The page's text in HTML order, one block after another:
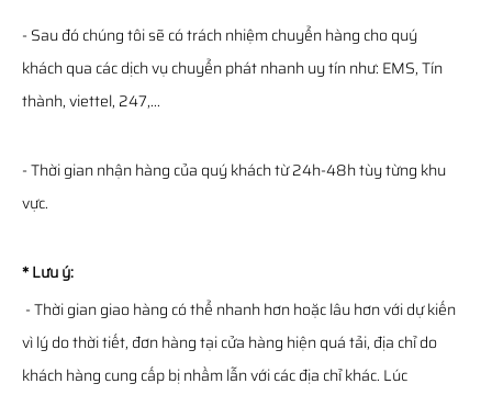
- Sau đó chúng tôi sẽ có trách nhiệm chuyển hàng cho quý
khách qua các dịch vụ chuyển phát nhanh uy tín như: EMS, Tín
thành, viettel, 247,...
- Thời gian nhận hàng của quý khách từ 24h-48h tùy từng khu
vực.
* Lưu ý:
- Thời gian giao hàng có thể nhanh hơn hoặc lâu hơn với dự kiến
vì lý do thời tiết, đơn hàng tại cửa hàng hiện quá tải, địa chỉ do
khách hàng cung cấp bị nhầm lẫn với các địa chỉ khác. Lúc